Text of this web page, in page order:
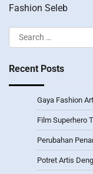
Fashion Seleb
Search
for:
Recent Posts
Gaya Fashion
Film Superhero
Perubahan
Potret Artis